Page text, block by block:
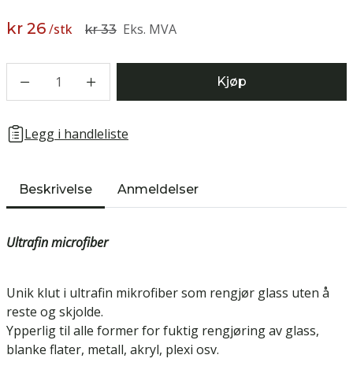
kr 26/stk kr 33 Eks. MVA
1 Kjøp
Legg i handleliste
Beskrivelse Anmeldelser
Ultrafin microfiber
Unik klut i ultrafin mikrofiber som rengjør glass uten å
reste og skjolde.
Ypperlig til alle former for fuktig rengjøring av glass,
blanke flater, metall, akryl, plexi osv.